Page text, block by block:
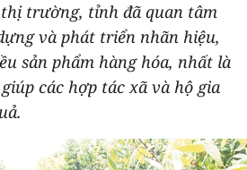
trường, tỉnh đã quan tâm
và phát triển nhãn hiệu,
sản phẩm hàng hóa, nhất là
các hợp tác xã và hộ gia